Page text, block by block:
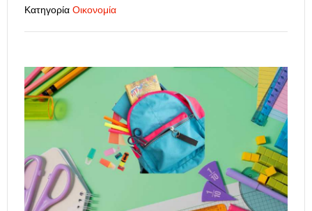
Κατηγορία Οικονομία